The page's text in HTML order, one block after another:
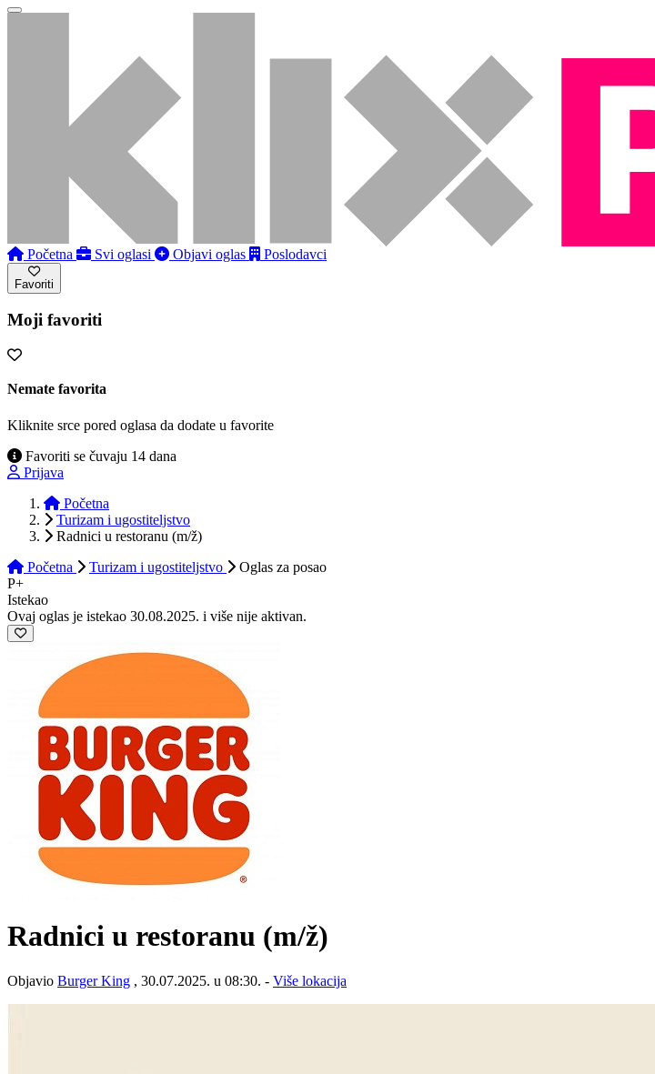
Početna Svi oglasi Objavi oglas Poslodavci
Favoriti
Moji favoriti
Nemate favorita
Kliknite srce pored oglasa da dodate u favorite
Favoriti se čuvaju 14 dana
Prijava
Početna
Turizam i ugostiteljstvo
Radnici u restoranu (m/ž)
Početna
Turizam i ugostiteljstvo Oglas za posao
P+
Istekao
Ovaj oglas je istekao 30.08.2025. i više nije aktivan.
Radnici u restoranu (m/ž)
Objavio Burger King , 30.07.2025. u 08:30. - Više lokacija